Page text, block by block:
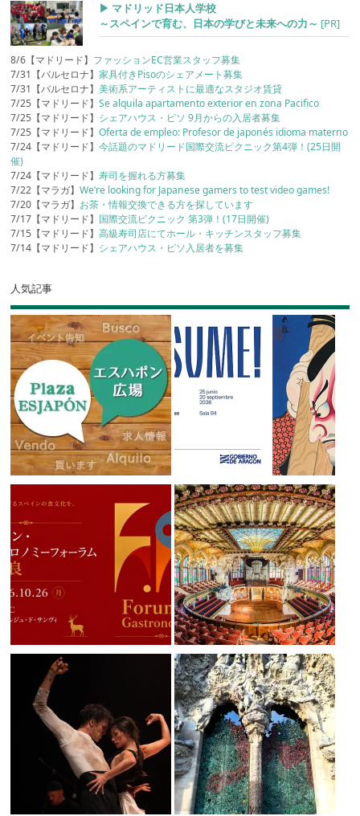
▶︎ マドリッド日本人学校
～スペインで育む、日本の学びと未来への力～ [PR]
8/6【マドリード】 ファッションEC営業スタッフ募集
7/31【バルセロナ】家具付きPisoのシェアメート募集
7/31【バルセロナ】美術系アーティストに最適なスタジオ賃貸
7/25【マドリード】Se alquila apartamento exterior en zona Pacifico
7/25【マドリード】 シェアハウス・ピソ 9月からの入居者募集
7/25【マドリード】Oferta de empleo: Profesor de japonés idioma materno
7/24【マドリード】今話題のマドリード国際交流ピクニック第4弾！(25日開
催)
7/24【マドリード】寿司を握れる方募集
7/22【マラガ】We’re looking for Japanese gamers to test video games!
7/20【マラガ】 お茶・情報交換できる方を探しています
7/17【マドリード】 国際交流ピクニック 第3弾！(17日開催)
7/15【マドリード】高級寿司店にてホール・キッチンスタッフ募集
7/14【マドリード】 シェアハウス・ピソ入居者を募集
人気記事